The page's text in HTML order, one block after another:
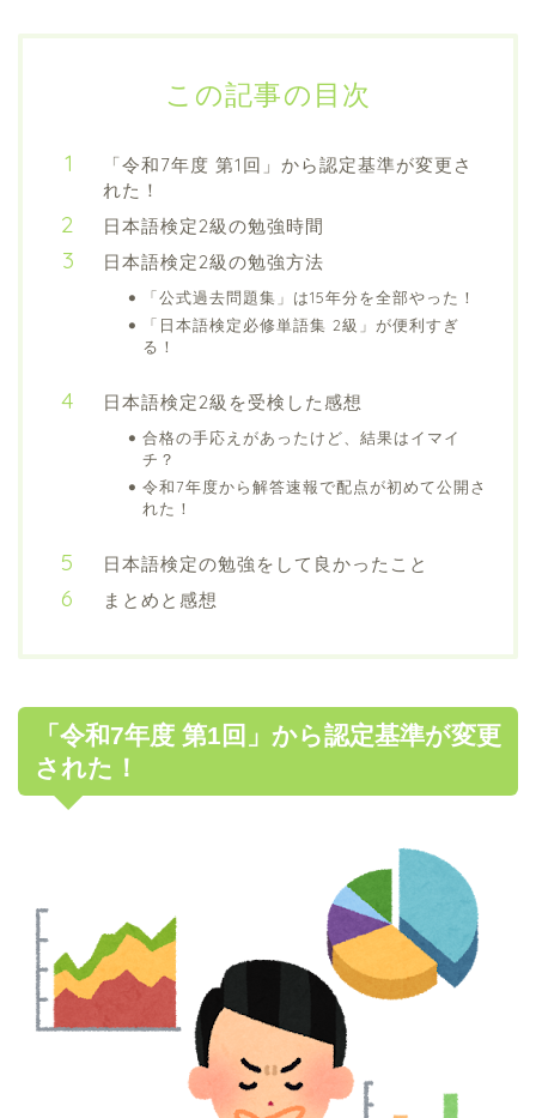
この記事の目次
「令和7年度 第1回」から認定基準が変更さ
れた！
日本語検定2級の勉強時間
日本語検定2級の勉強方法
「公式過去問題集」は15年分を全部やった！
「日本語検定必修単語集 2級」が便利すぎ
る！
日本語検定2級を受検した感想
合格の手応えがあったけど、結果はイマイ
チ？
令和7年度から解答速報で配点が初めて公開さ
れた！
日本語検定の勉強をして良かったこと
まとめと感想
「令和7年度 第1回」から認定基準が変更
された！